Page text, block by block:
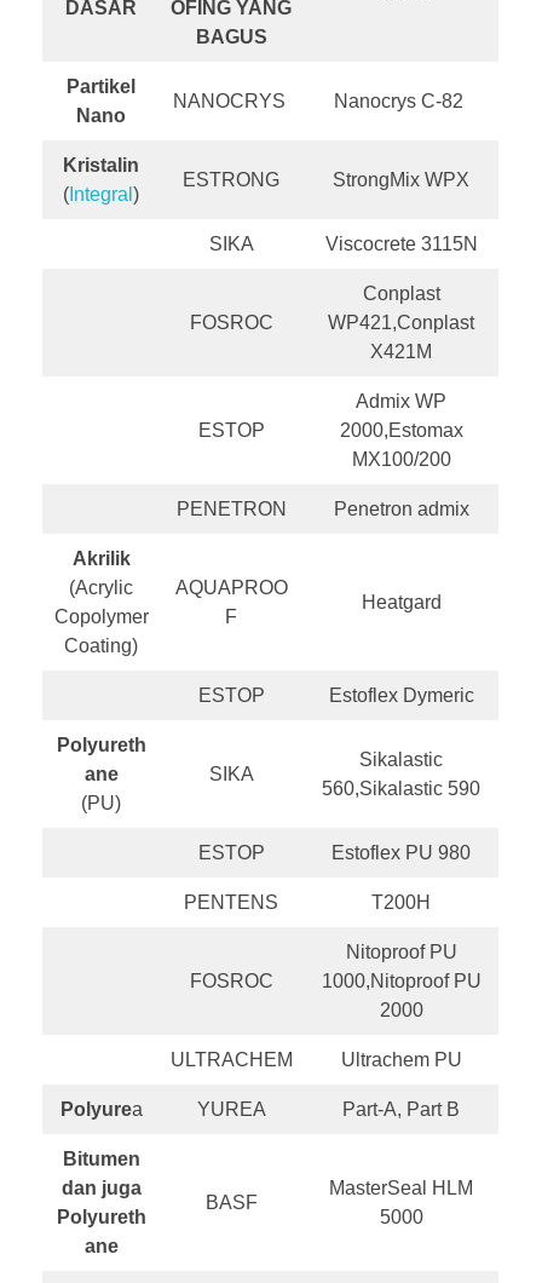
DASAR
OFING YANG
BAGUS
Partikel
Nano
NANOCRYS Nanocrys C-82
Kristalin
( Integral )
ESTRONG StrongMix WPX
SIKA Viscocrete 3115N
FOSROC
Conplast
WP421,Conplast
X421M
ESTOP
Admix WP
2000,Estomax
MX100/200
PENETRON Penetron admix
Akrilik
(Acrylic
Copolymer
Coating)
AQUAPROO
F
Heatgard
ESTOP Estoflex Dymeric
Polyureth
ane
(PU)
SIKA
Sikalastic
560,Sikalastic 590
ESTOP Estoflex PU 980
PENTENS T200H
FOSROC
Nitoproof PU
1000,Nitoproof PU
2000
ULTRACHEM Ultrachem PU
Polyurea YUREA Part-A, Part B
Bitumen
dan juga
Polyureth
ane
BASF
MasterSeal HLM
5000